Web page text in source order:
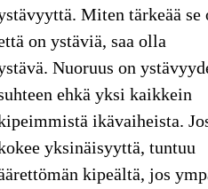
Miten tärkeää se
on ystäviä, saa olla
Nuoruus on
ehkä yksi kaikkein
ikävaiheista.
yksinäisyyttä, tuntuu
kipeältä, jos